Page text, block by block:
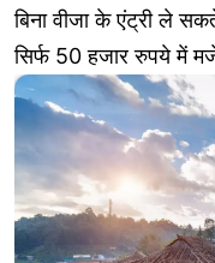
बिना वीजा के एंट्री ले
सिर्फ 50 हजार रुपये में